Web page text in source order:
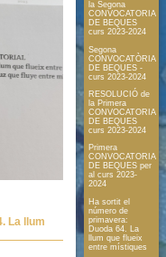
La llum
la Segona
CONVOCATORIA
DE BEQUES
curs 2023-2024
Segona
CONVOCATÒRIA
DE BEQUES -
curs 2023-2024
RESOLUCIÓ de
la Primera
CONVOCATORIA
DE BEQUES
curs 2023-2024
Primera
CONVOCATORIA
DE BEQUES per
al curs 2023-
2024
Ha sortit el
número de
primavera:
Duoda 64. La
llum que flueix
entre místiques